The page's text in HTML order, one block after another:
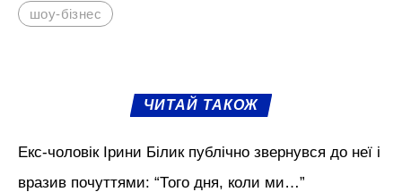
шоу-бізнес
ЧИТАЙ ТАКОЖ
Екс-чоловік Ірини Білик публічно звернувся до неї і
вразив почуттями: “Того дня, коли ми…”